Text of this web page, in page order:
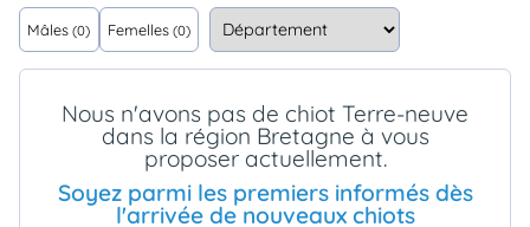
..
Assurances
Connexion
Mâles (0) Femelles (0)
Nous n'avons pas de chiot Terre-neuve
dans la région Bretagne à vous
proposer actuellement.
Soyez parmi les premiers informés dès
l'arrivée de nouveaux chiots